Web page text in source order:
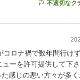
不適切なク
ロナ禍で数年間行け
ーを許可提供して下
感じの悪い方々が多